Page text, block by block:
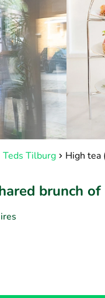
Teds Tilburg High tea
brunch